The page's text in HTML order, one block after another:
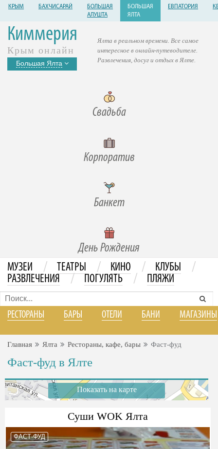
КРЫМ БАХЧИСАРАЙ
БОЛЬШАЯ
АЛУШТА
БОЛЬШАЯ
ЯЛТА
ЕВПАТОРИЯ
Киммерия
Крым онлайн
Большая Ялта
Свадьба
Корпоратив
Банкет
День Рождения
Ялта в реальном времени. Все самое
интересное в онлайн-путеводителе.
Развлечения, досуг и отдых в Ялте.
МУЗЕИ / ТЕАТРЫ / КИНО / КЛУБЫ /
РАЗВЛЕЧЕНИЯ / ПОГУЛЯТЬ / ПЛЯЖИ
РЕСТОРАНЫ БАРЫ ОТЕЛИ БАНИ МАГАЗИНЫ
Главная Ялта Рестораны, кафе, бары Фаст-фуд
Фаст-фуд в Ялте
Показать на карте
Суши WOK Ялта
ФАСТ-ФУД